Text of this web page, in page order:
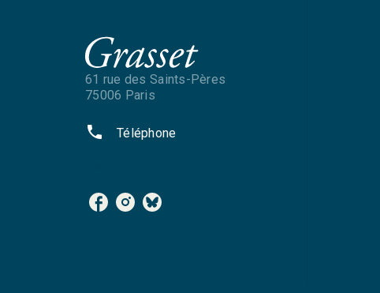
61 rue des Saints-Pères
75006 Paris
phone Téléphone